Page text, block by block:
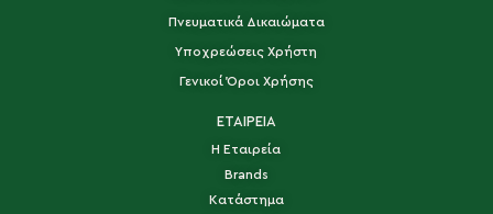
Πνευματικά Δικαιώματα
Υποχρεώσεις Χρήστη
Γενικοί Όροι Χρήσης
ΕΤΑΙΡΕΙΑ
Η Εταιρεία
Brands
Κατάστημα